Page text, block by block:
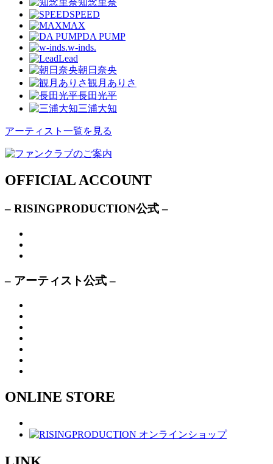
SPEED
MAX
DA PUMP
w-inds.
Lead
朝日奈央
観月ありさ
長田光平
三浦大知
アーティスト一覧を見る
OFFICIAL ACCOUNT
– RISINGPRODUCTION公式 –
– アーティスト公式 –
ONLINE STORE